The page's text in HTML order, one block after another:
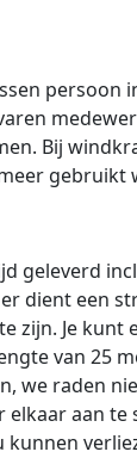
persoon
Bij
gebruikt
geleverd
dient een
zijn. Je kunt
van 25
we raden
elkaar aan
kunnen